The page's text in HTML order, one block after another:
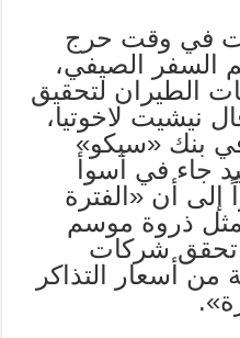
في وقت حرج
السفر الصيفي،
الطيران لتحقيق
نيشيت لاخوتيا،
بنك «سيكو»
جاء في أسوأ
أن «الفترة
ذروة موسم
تحقق شركات
من أسعار التذاكر